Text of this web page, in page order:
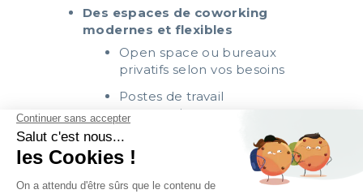
Des espaces de coworking
modernes et flexibles
Open space ou bureaux
privatifs selon vos besoins
Postes de travail
ergonomiques et tout
Accès 24h/7j pour une